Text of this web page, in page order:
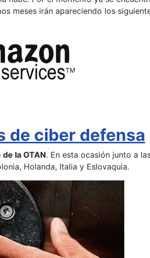
meses irán apareciendo los
de ciber defensa
la OTAN. En esta ocasión junto a
Holanda, Italia y Eslovaquia.